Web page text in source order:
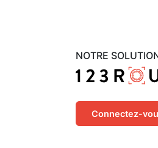
NOTRE
Connectez-